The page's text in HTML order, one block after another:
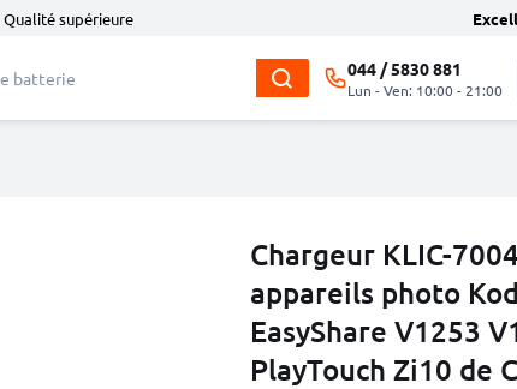
Qualité supérieure
044 / 5830 881
Lun - Ven: 10:00 - 21:00
Chargeur KLIC-
appareils photo
EasyShare V1253
PlayTouch Zi10 de